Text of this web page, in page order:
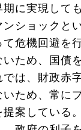
に実現して
ショックと
危機回避を
ため、国債
は、財政赤
ため、常に
案している